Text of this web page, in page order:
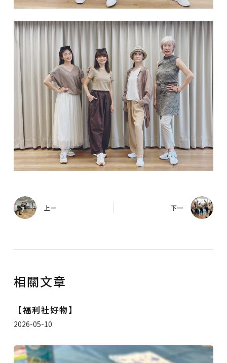
上一 下一
相關文章
【福利社好物】
2026-05-10